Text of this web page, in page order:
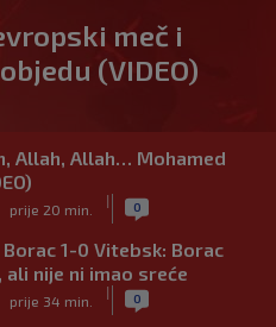
meč i
(VIDEO)
Allah, Allah… Mohamed
prije 20 min.
| 0
Borac 1-0 Vitebsk: Borac
ali nije ni imao sreće
prije 34 min.
| 0